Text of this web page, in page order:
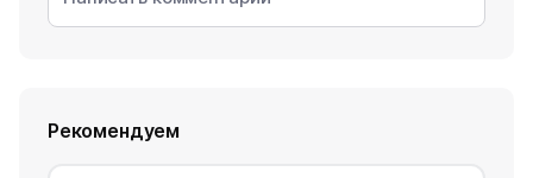
Рекомендуем